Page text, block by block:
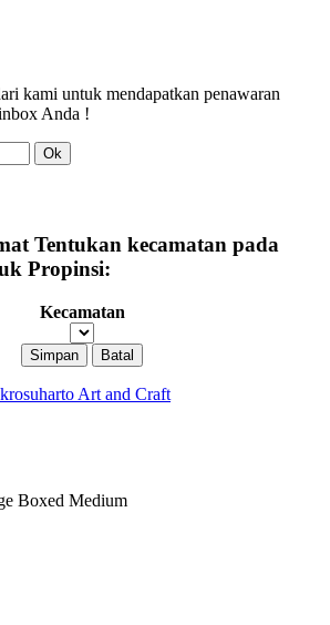
kami untuk mendapatkan penawaran
Anda !
Ok
Tentukan kecamatan pada
Propinsi:
Kecamatan
Art and Craft
Boxed Medium